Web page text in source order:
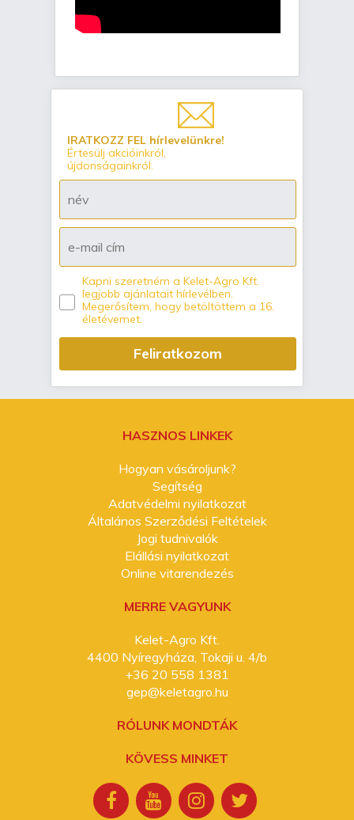
IRATKOZZ FEL hírlevelünkre!
Értesülj akcióinkról,
újdonságainkról.
Kapni szeretném a Kelet-Agro Kft.
legjobb ajánlatait hírlevélben.
Megerősítem, hogy betöltöttem a 16.
életévemet.
Feliratkozom
HASZNOS LINKEK
Hogyan vásároljunk?
Segítség
Adatvédelmi nyilatkozat
Általános Szerződési Feltételek
Jogi tudnivalók
Elállási nyilatkozat
Online vitarendezés
MERRE VAGYUNK
Kelet-Agro Kft.
4400 Nyíregyháza, Tokaji u. 4/b
+36 20 558 1381
gep@keletagro.hu
RÓLUNK MONDTÁK
KÖVESS MINKET